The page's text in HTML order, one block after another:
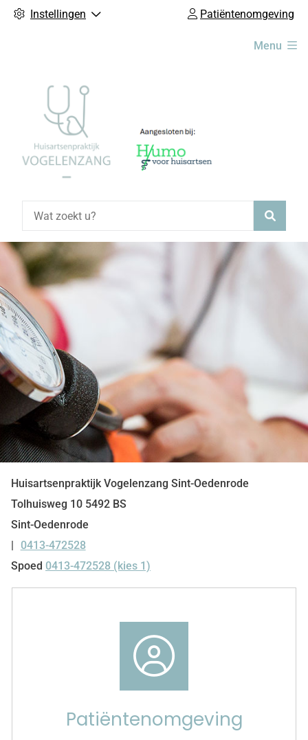
Instellingen Patiëntenomgeving
Menu
Huisartsenpraktijk Vogelenzang Sint-Oedenrode
Tolhuisweg 10 5492 BS
Sint-Oedenrode
Tel:
0413-472528
Spoed 0413-472528 (kies 1)
Patiëntenomgeving